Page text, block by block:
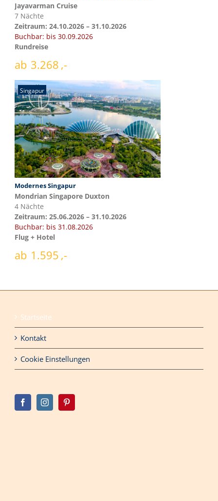
Jayavarman Cruise
7 Nächte
Zeitraum: 24.10.2026 – 31.10.2026
Buchbar: bis 30.09.2026
Rundreise
ab 3.268
Singapur
Modernes Singapur
Mondrian Singapore Duxton
4 Nächte
Zeitraum: 25.06.2026 – 31.10.2026
Buchbar: bis 31.08.2026
Flug + Hotel
ab 1.595
Startseite
Kontakt
Cookie Einstellungen